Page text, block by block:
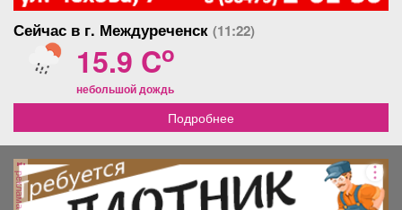
Сейчас в г. Междуреченск (11:22)
15.9 Co
небольшой дождь
Подробнее
реклама